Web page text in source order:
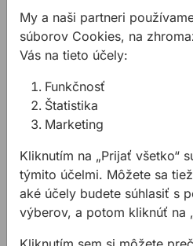
textílií, lepenky, plochých
drôteného pletiva, atď.
Použitie:
Vhodné pre
Arrow, Black and Decker,
Mekano, Neckermann /
Outifrance, Piranha,
Wolcraft
Súvisiace články
My a naši partneri
súborov Cookies, na
Vás na tieto účely:
Funkčnosť
Štatistika
Marketing
Kliknutím na „Prijať všetko“
týmito účelmi. Môžete sa
aké účely budete súhlasiť s
výberov, a potom kliknúť na